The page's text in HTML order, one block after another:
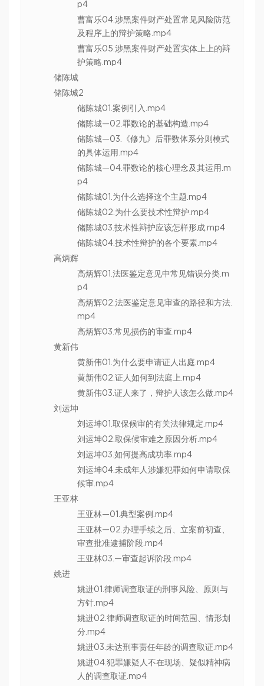
p4
曹富乐04.涉黑案件财产处置常见风险防范
及程序上的辩护策略.mp4
曹富乐05.涉黑案件财产处置实体上上的辩
护策略.mp4
储陈城
储陈城2
储陈城01.案例引入.mp4
储陈城—02.罪数论的基础构造.mp4
储陈城—03.《修九》后罪数体系分则模式
的具体运用.mp4
储陈城—04.罪数论的核心理念及其运用.m
p4
储陈城01.为什么选择这个主题.mp4
储陈城02.为什么要技术性辩护.mp4
储陈城03.技术性辩护应该怎样形成.mp4
储陈城04.技术性辩护的各个要素.mp4
高炳辉
高炳辉01.法医鉴定意见中常见错误分类.m
p4
高炳辉02.法医鉴定意见审查的路径和方法.
mp4
高炳辉03.常见损伤的审查.mp4
黄新伟
黄新伟01.为什么要申请证人出庭.mp4
黄新伟02.证人如何到法庭上.mp4
黄新伟03.证人来了，辩护人该怎么做.mp4
刘运坤
刘运坤01.取保候审的有关法律规定.mp4
刘运坤02.取保候审难之原因分析.mp4
刘运坤03.如何提高成功率.mp4
刘运坤04.未成年人涉嫌犯罪如何申请取保
候审.mp4
王亚林
王亚林—01.典型案例.mp4
王亚林—02.办理手续之后、立案前初查、
审查批准逮捕阶段.mp4
王亚林03.—审查起诉阶段.mp4
姚进
姚进01.律师调查取证的刑事风险、原则与
方针.mp4
姚进02.律师调查取证的时间范围、情形划
分.mp4
姚进03.未达刑事责任年龄的调查取证.mp4
姚进04.犯罪嫌疑人不在现场、疑似精神病
人的调查取证.mp4